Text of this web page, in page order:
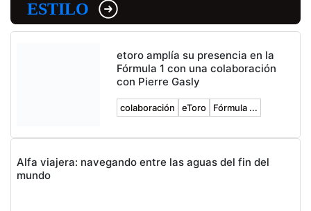
ESTILO
etoro amplía su presencia en la
Fórmula 1 con una colaboración
con Pierre Gasly
colaboración eToro Fórmula ...
Alfa viajera: navegando entre las aguas del fin del
mundo